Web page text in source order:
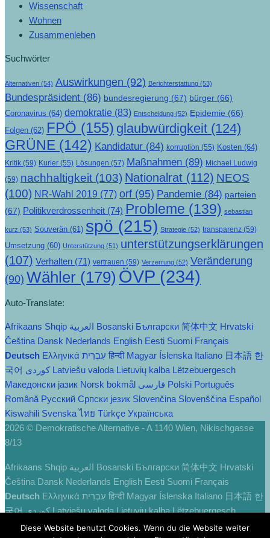
Wissenschaft
Wohnen
Zusammenleben
Suchwörter
Alternativen (54) Auswirkungen (92) Berichterstattung (53)
Bundespräsident (86) bundesregierung (67) bürger (66)
Coronavirus (64) demokratie (83) Entscheidung (52) Epidemie (66)
Folgen (62) FPÖ (155) glaubwürdigkeit (124)
GRÜNE (142) Kandidatur (84) korruption (55) Kosten (64)
Kritik (59) Kurier (55) Lösungen (57) Maßnahmen (89) Michael Ludwig
(59) nachhaltigkeit (103) Nationalrat (112) NEOS
(100) NR-Wahl 2019 (77) orf (95) Pandemie (84) parteien
(67) Politikverdrossenheit (74) Probleme (139) sebastian
kurz (53) Souverän (61) spö (215) Strategie (52) transparenz (59)
Umsetzung (60) Unterstützung (51) unterstützungserklärungen
(107) Verhalten (71) vertrauen (59) Verzerrung (52) Veränderung
(90) Wähler (179) ÖVP (234)
Auto-Translate:
Afrikaans Shqip العربية Bosanski Български 简体中文 Hrvatski
Čeština‎ Dansk Nederlands English Eesti Suomi Français
Deutsch Ελληνικά עִבְרִית हिन्दी Magyar Íslenska Italiano 日本語 한
국어
Latviešu valoda Lietuvių kalba Lëtzebuergesch
Македонски јазик Norsk bokmål فارسی Polski Português
Română Русский Српски језик Slovenčina Slovenščina Español
Kiswahili Svenska ไทย Türkçe Українська
2026 © Demokratische Alternative - A 1140 Wien, Nikischgasse
8/13
Afrikaans Shqip العربية Bosanski Български 简体中文 Hrvatski
Čeština‎ Dansk Nederlands English Eesti Suomi Français
Deutsch Ελληνικά עִבְרִית हिन्दी Magyar Íslenska Italiano 日本語 한
국어
Latviešu valoda Lietuvių kalba Lëtzebuergesch
Македонски јазик Norsk bokmål فارسی Polski Português
Diese Website benutzt Cookies. Wenn du die Website weiter